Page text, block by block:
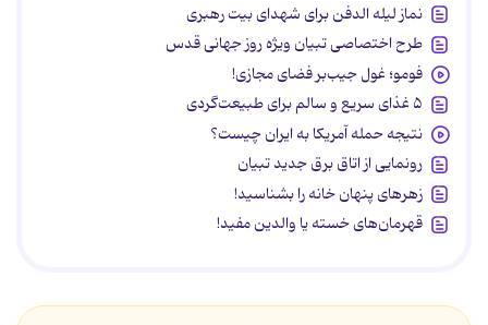
نماز لیله الدفن برای شهدای بیت رهبری
طرح اختصاصی تبیان ویژه روز جهانی قدس
فومو؛ غول جیب‌بر فضای مجازی!
۵ غذای سریع و سالم برای طبیعت‌گردی
نتیجه حمله آمریکا به ایران چیست؟
رونمایی از اتاق برق جدید تبیان
زهرهای پنهان خانه را بشناسید!
قهرمان‌های خسته یا والدین مفید!